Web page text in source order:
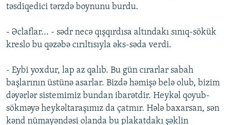
təsdiqedici tərzdə boynunu burdu.
- Əclaflar... - sədr necə qışqırdısa altındakı sınıq-sökük
kreslo bu qəzəbə сırıltısıyla əks-səda verdi.
- Eybi yoxdur, lap az qalıb. Bu gün сırarlar sabah
başlarının üstünə asarlar. Bizdə həmişə belə olub, bizim
dəyərlər sistemimiz bundan ibarətdir. Heykəl qoyub-
sökməyə heykəltaraşımız da çatmır. Hələ baxarsan, sən
kənd nümayəndəsi olanda bu plakatdakı şəklin